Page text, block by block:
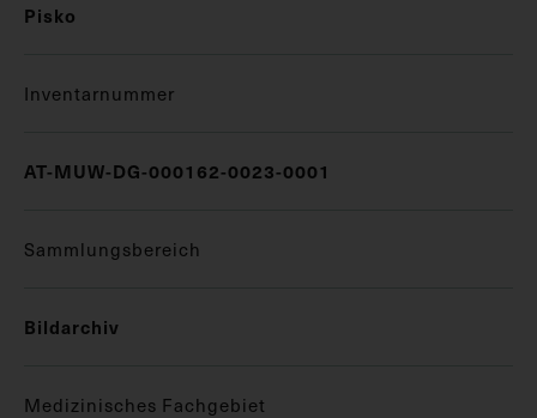
Pisko
Inventarnummer
AT-MUW-DG-000162-0023-0001
Sammlungsbereich
Bildarchiv
Medizinisches Fachgebiet